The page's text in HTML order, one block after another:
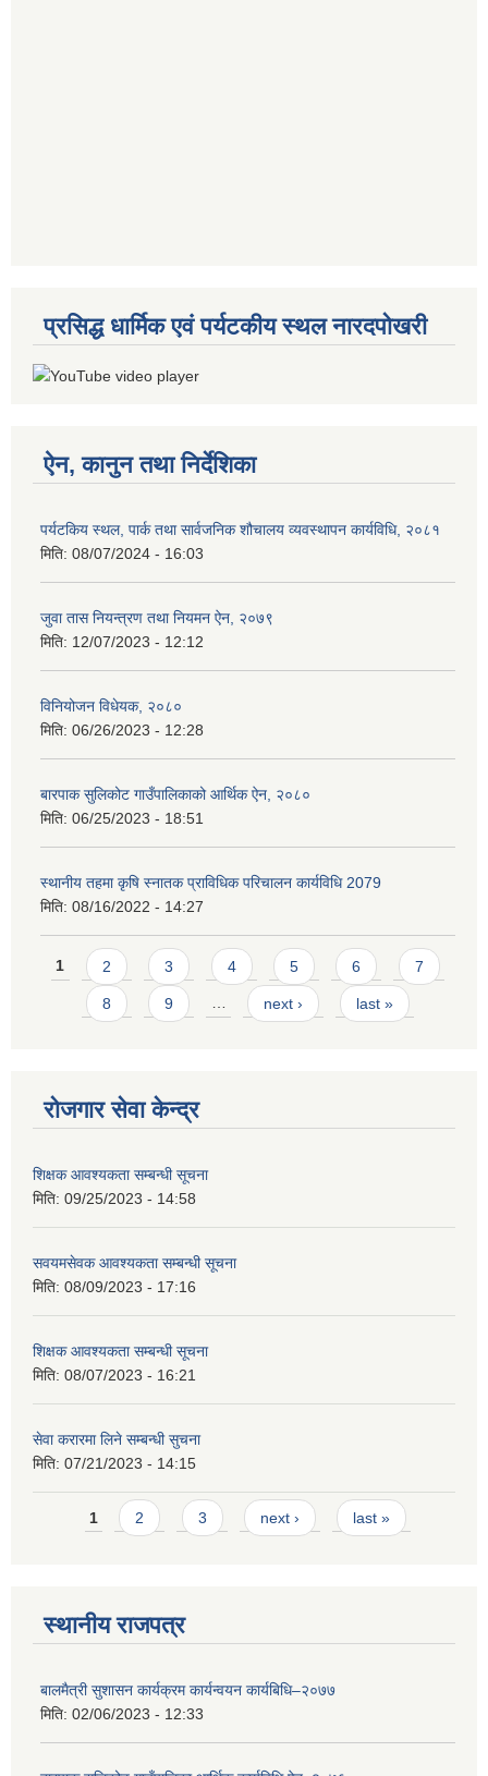
प्रसिद्ध धार्मिक एवं पर्यटकीय स्थल नारदपोखरी
ऐन, कानुन तथा निर्देशिका
पर्यटकिय स्थल, पार्क तथा सार्वजनिक शौचालय व्यवस्थापन कार्यविधि, २०८१
मिति: 08/07/2024 - 16:03
जुवा तास नियन्त्रण तथा नियमन ऐन, २०७९
मिति: 12/07/2023 - 12:12
विनियोजन विधेयक, २०८०
मिति: 06/26/2023 - 12:28
बारपाक सुलिकोट गाउँपालिकाको आर्थिक ऐन, २०८०
मिति: 06/25/2023 - 18:51
स्थानीय तहमा कृषि स्नातक प्राविधिक परिचालन कार्यविधि 2079
मिति: 08/16/2022 - 14:27
Pages
1 2 3 4 5 6 7
8 9 … next › last »
रोजगार सेवा केन्द्र
शिक्षक आवश्यकता सम्बन्धी सूचना
मिति: 09/25/2023 - 14:58
सवयमसेवक आवश्यकता सम्बन्धी सूचना
मिति: 08/09/2023 - 17:16
शिक्षक आवश्यकता सम्बन्धी सूचना
मिति: 08/07/2023 - 16:21
सेवा करारमा लिने सम्बन्धी सुचना
मिति: 07/21/2023 - 14:15
Pages
1 2 3 next › last »
स्थानीय राजपत्र
बालमैत्री सुशासन कार्यक्रम कार्यन्वयन कार्यबिधि–२०७७
मिति: 02/06/2023 - 12:33